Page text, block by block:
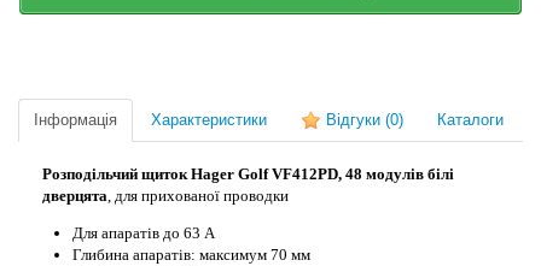
Інформація Характеристики Відгуки (0) Каталоги
Розподільчий щиток Hager Golf VF412PD, 48 модулів білі
дверцята, для прихованої проводки
Для апаратів до 63 А
Глибина апаратів: максимум 70 мм